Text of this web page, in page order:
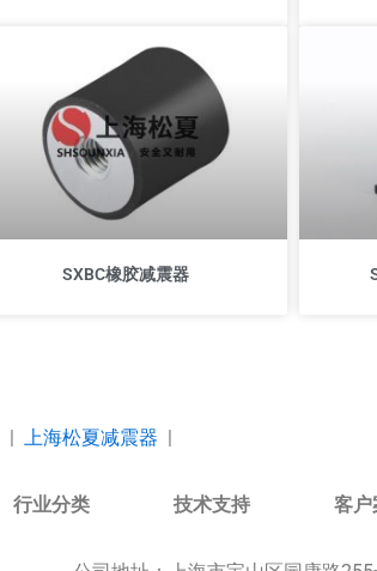
SXBC橡胶减震器
| 上海松夏减震器 |
行业分类 技术支持 客户